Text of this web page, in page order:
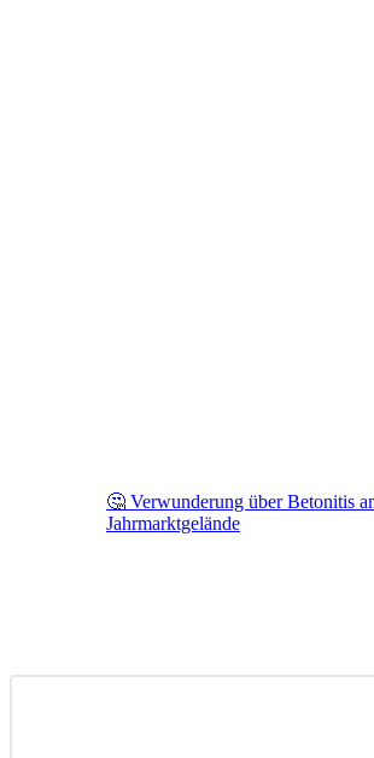
🤔 Verwunderung über Betonitis
Jahrmarktgelände